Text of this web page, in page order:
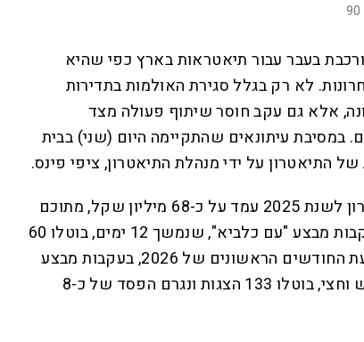
בעבר עבור תיאטראות בארץ כפי שהיא
לא רק בגלל סגירת האולמות בתדירות
אלא גם עקב חוסר שיתוף פעולה מצד
במסיבת עיתונאים שהתקיימה היום (שני) בבית
של התיאטרון על ידי מנהלת התיאטרון, ציפי פינס.
מחזור ההכנסות של התיאטרון לשנת 2025 עמד על כ-68 מיליון שקל, מתוכם
כ-75% הכנסות עצמיות. בעקבות מבצע "עם כלביא", שנמשך 12 ימים, בוטלו 60
הצגות במהלך 2025. בארבעת החודשים הראשונים של 2026, בעקבות מבצע
"שאגת הארי", שארך כחודש וחצי, בוטלו 133 הצגות ונגרם הפסד של כ-8